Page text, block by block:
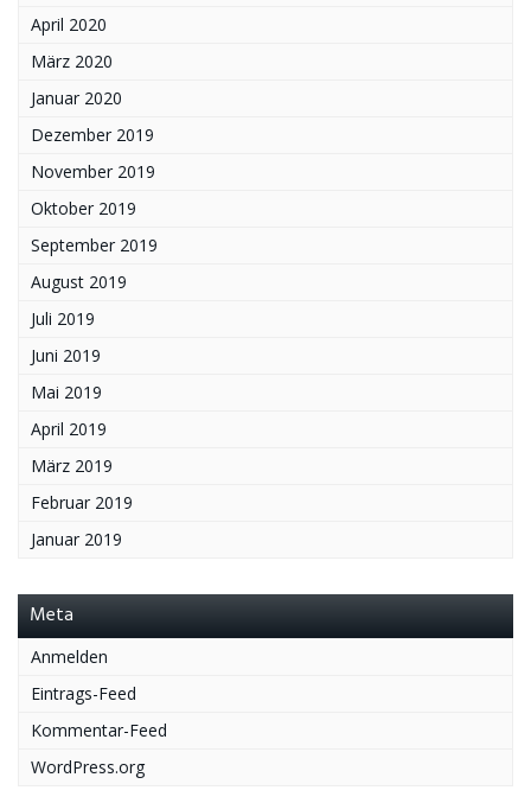
April 2020
März 2020
Januar 2020
Dezember 2019
November 2019
Oktober 2019
September 2019
August 2019
Juli 2019
Juni 2019
Mai 2019
April 2019
März 2019
Februar 2019
Januar 2019
Meta
Anmelden
Eintrags-Feed
Kommentar-Feed
WordPress.org